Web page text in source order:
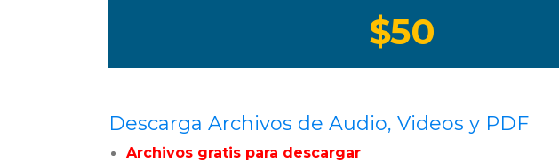
$50
Descarga Archivos de Audio, Videos y PDF
Archivos gratis para descargar